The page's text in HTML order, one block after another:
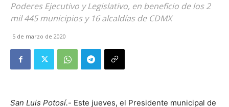
Poderes Ejecutivo y Legislativo, en beneficio de los 2
mil 445 municipios y 16 alcaldías de CDMX
5 de marzo de 2020
San Luis Potosí.- Este jueves, el Presidente municipal de